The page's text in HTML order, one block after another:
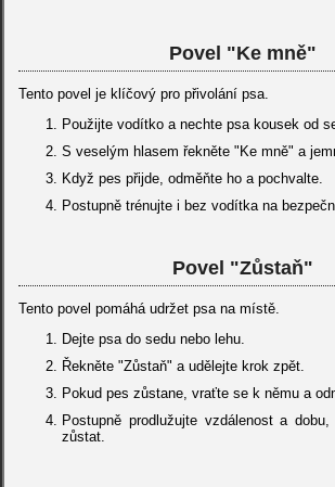
Povel "Ke mně"
Tento povel je klíčový pro přivolání psa.
Použijte vodítko a nechte psa kousek od
S veselým hlasem řekněte "Ke mně" a
Když pes přijde, odměňte ho a pochvalte.
Postupně trénujte i bez vodítka na
Povel "Zůstaň"
Tento povel pomáhá udržet psa na místě.
Dejte psa do sedu nebo lehu.
Řekněte "Zůstaň" a udělejte krok zpět.
Pokud pes zůstane, vraťte se k němu a
Postupně prodlužujte vzdálenost a
zůstat.